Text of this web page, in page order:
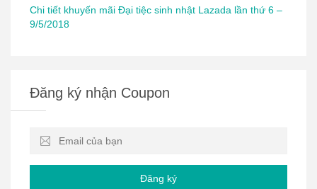
Chi tiết khuyến mãi Đại tiệc sinh nhật Lazada lần thứ 6 –
9/5/2018
Đăng ký nhận Coupon
Đăng ký